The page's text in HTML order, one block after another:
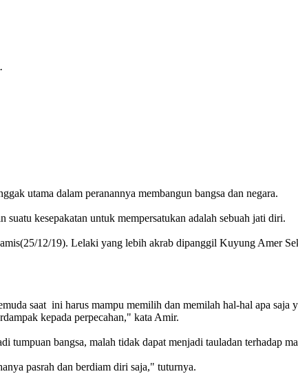
utama dalam peranannya membangun bangsa dan negara.
suatu kesepakatan untuk mempersatukan adalah sebuah jati diri.
12/19). Lelaki yang lebih akrab dipanggil Kuyung Amer
saat ini harus mampu memilih dan memilah hal-hal apa saja
kepada perpecahan," kata Amir.
tumpuan bangsa, malah tidak dapat menjadi tauladan terhadap
pasrah dan berdiam diri saja," tuturnya.